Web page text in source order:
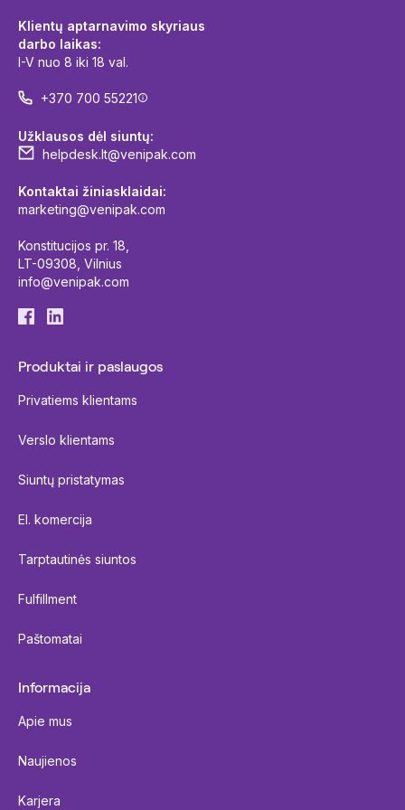
Klientų aptarnavimo skyriaus
darbo laikas:
I-V nuo 8 iki 18 val.
+370 700 55221
Užklausos dėl siuntų:
helpdesk.lt@venipak.com
Kontaktai žiniasklaidai:
marketing@venipak.com
Konstitucijos pr. 18,
LT-09308, Vilnius
info@venipak.com
Produktai ir paslaugos
Privatiems klientams
Verslo klientams
Siuntų pristatymas
El. komercija
Tarptautinės siuntos
Fulfillment
Paštomatai
Informacija
Apie mus
Naujienos
Karjera